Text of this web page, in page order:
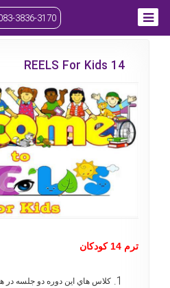
3836-3170
REELS For Kids 14
ترم 14 کودکان
كلاس هاي اين دوره دو جلسه در